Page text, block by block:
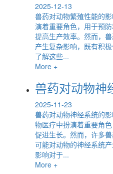
2025-12-13
兽药对动物繁殖性能的
演着重要角色，用于预
提高生产效率。然而，
产生复杂影响，既有积
了解这些...
More +
兽药对动物神
2025-11-23
兽药对动物神经系统的
物医疗中扮演着重要角
促进生长。然而，许多
可能对动物的神经系统
影响对于...
More +